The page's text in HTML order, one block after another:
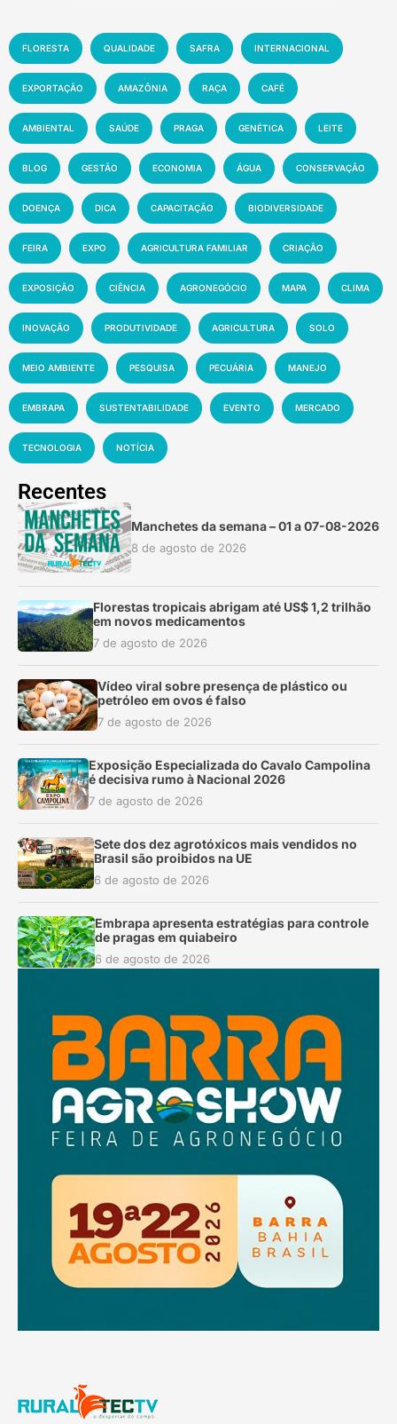
FLORESTA QUALIDADE SAFRA INTERNACIONAL
EXPORTAÇÃO AMAZÔNIA RAÇA CAFÉ
AMBIENTAL SAÚDE PRAGA GENÉTICA LEITE
BLOG GESTÃO ECONOMIA ÁGUA CONSERVAÇÃO
DOENÇA DICA CAPACITAÇÃO BIODIVERSIDADE
FEIRA EXPO AGRICULTURA FAMILIAR CRIAÇÃO
EXPOSIÇÃO CIÊNCIA AGRONEGÓCIO MAPA CLIMA
INOVAÇÃO PRODUTIVIDADE AGRICULTURA SOLO
MEIO AMBIENTE PESQUISA PECUÁRIA MANEJO
EMBRAPA SUSTENTABILIDADE EVENTO MERCADO
TECNOLOGIA NOTÍCIA
Recentes
Manchetes da semana – 01 a 07-08-2026
8 de agosto de 2026
Florestas tropicais abrigam até US$ 1,2 trilhão
em novos medicamentos
7 de agosto de 2026
Vídeo viral sobre presença de plástico ou
petróleo em ovos é falso
7 de agosto de 2026
Exposição Especializada do Cavalo Campolina
é decisiva rumo à Nacional 2026
7 de agosto de 2026
Sete dos dez agrotóxicos mais vendidos no
Brasil são proibidos na UE
6 de agosto de 2026
Embrapa apresenta estratégias para controle
de pragas em quiabeiro
6 de agosto de 2026